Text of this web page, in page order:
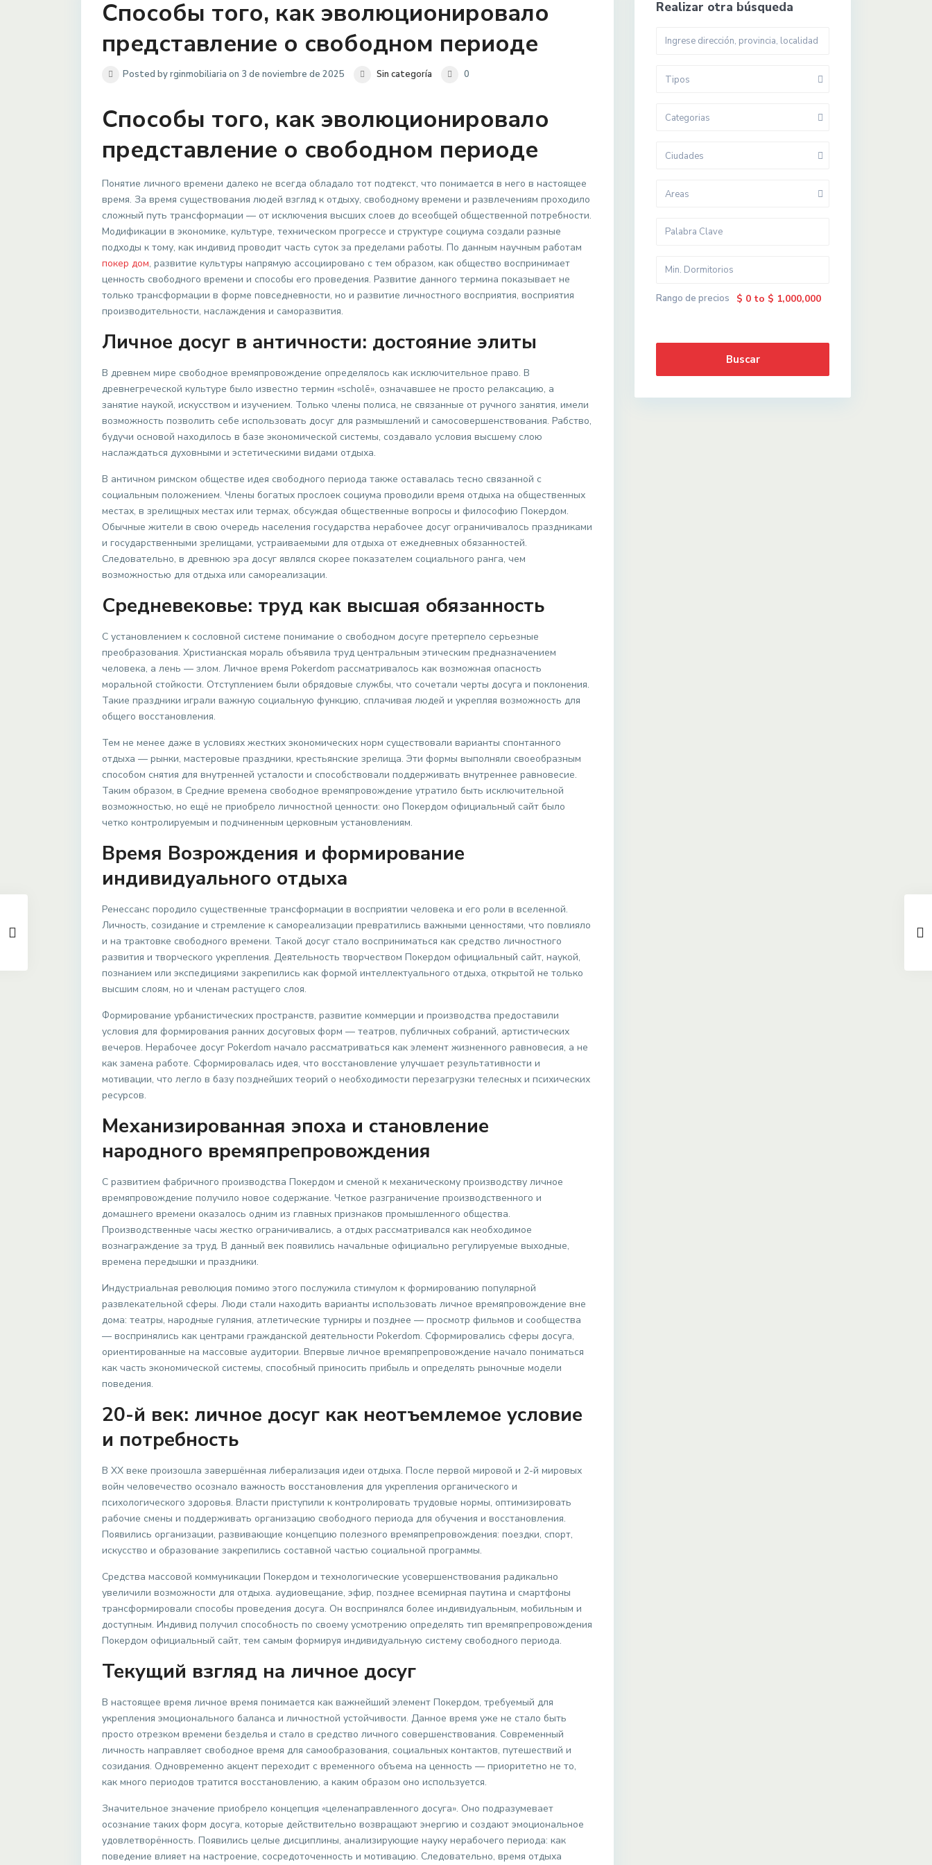
Способы того, как эволюционировало
представление о свободном периоде
Posted by rginmobiliaria on 3 de noviembre de 2025 Sin categoría 0
Способы того, как эволюционировало
представление о свободном периоде
Понятие личного времени далеко не всегда обладало тот подтекст, что понимается в него в настоящее
время. За время существования людей взгляд к отдыху, свободному времени и развлечениям проходило
сложный путь трансформации — от исключения высших слоев до всеобщей общественной потребности.
Модификации в экономике, культуре, техническом прогрессе и структуре социума создали разные
подходы к тому, как индивид проводит часть суток за пределами работы. По данным научным работам
покер дом, развитие культуры напрямую ассоциировано с тем образом, как общество воспринимает
ценность свободного времени и способы его проведения. Развитие данного термина показывает не
только трансформации в форме повседневности, но и развитие личностного восприятия, восприятия
производительности, наслаждения и саморазвития.
Личное досуг в античности: достояние элиты
В древнем мире свободное времяпровождение определялось как исключительное право. В
древнегреческой культуре было известно термин «scholē», означавшее не просто релаксацию, а
занятие наукой, искусством и изучением. Только члены полиса, не связанные от ручного занятия, имели
возможность позволить себе использовать досуг для размышлений и самосовершенствования. Рабство,
будучи основой находилось в базе экономической системы, создавало условия высшему слою
наслаждаться духовными и эстетическими видами отдыха.
В античном римском обществе идея свободного периода также оставалась тесно связанной с
социальным положением. Члены богатых прослоек социума проводили время отдыха на общественных
местах, в зрелищных местах или термах, обсуждая общественные вопросы и философию Покердом.
Обычные жители в свою очередь населения государства нерабочее досуг ограничивалось праздниками
и государственными зрелищами, устраиваемыми для отдыха от ежедневных обязанностей.
Следовательно, в древнюю эра досуг являлся скорее показателем социального ранга, чем
возможностью для отдыха или самореализации.
Средневековье: труд как высшая обязанность
С установлением к сословной системе понимание о свободном досуге претерпело серьезные
преобразования. Христианская мораль объявила труд центральным этическим предназначением
человека, а лень — злом. Личное время Pokerdom рассматривалось как возможная опасность
моральной стойкости. Отступлением были обрядовые службы, что сочетали черты досуга и поклонения.
Такие праздники играли важную социальную функцию, сплачивая людей и укрепляя возможность для
общего восстановления.
Тем не менее даже в условиях жестких экономических норм существовали варианты спонтанного
отдыха — рынки, мастеровые праздники, крестьянские зрелища. Эти формы выполняли своеобразным
способом снятия для внутренней усталости и способствовали поддерживать внутреннее равновесие.
Таким образом, в Средние времена свободное времяпровождение утратило быть исключительной
возможностью, но ещё не приобрело личностной ценности: оно Покердом официальный сайт было
четко контролируемым и подчиненным церковным установлениям.
Время Возрождения и формирование
индивидуального отдыха
Ренессанс породило существенные трансформации в восприятии человека и его роли в вселенной.
Личность, созидание и стремление к самореализации превратились важными ценностями, что повлияло
и на трактовке свободного времени. Такой досуг стало восприниматься как средство личностного
развития и творческого укрепления. Деятельность творчеством Покердом официальный сайт, наукой,
познанием или экспедициями закрепились как формой интеллектуального отдыха, открытой не только
высшим слоям, но и членам растущего слоя.
Формирование урбанистических пространств, развитие коммерции и производства предоставили
условия для формирования ранних досуговых форм — театров, публичных собраний, артистических
вечеров. Нерабочее досуг Pokerdom начало рассматриваться как элемент жизненного равновесия, а не
как замена работе. Сформировалась идея, что восстановление улучшает результативности и
мотивации, что легло в базу позднейших теорий о необходимости перезагрузки телесных и психических
ресурсов.
Механизированная эпоха и становление
народного времяпрепровождения
С развитием фабричного производства Покердом и сменой к механическому производству личное
времяпровождение получило новое содержание. Четкое разграничение производственного и
домашнего времени оказалось одним из главных признаков промышленного общества.
Производственные часы жестко ограничивались, а отдых рассматривался как необходимое
вознаграждение за труд. В данный век появились начальные официально регулируемые выходные,
времена передышки и праздники.
Индустриальная революция помимо этого послужила стимулом к формированию популярной
развлекательной сферы. Люди стали находить варианты использовать личное времяпровождение вне
дома: театры, народные гуляния, атлетические турниры и позднее — просмотр фильмов и сообщества
— воспринялись как центрами гражданской деятельности Pokerdom. Сформировались сферы досуга,
ориентированные на массовые аудитории. Впервые личное времяпрепровождение начало пониматься
как часть экономической системы, способный приносить прибыль и определять рыночные модели
поведения.
20-й век: личное досуг как неотъемлемое условие
и потребность
В XX веке произошла завершённая либерализация идеи отдыха. После первой мировой и 2-й мировых
войн человечество осознало важность восстановления для укрепления органического и
психологического здоровья. Власти приступили к контролировать трудовые нормы, оптимизировать
рабочие смены и поддерживать организацию свободного периода для обучения и восстановления.
Появились организации, развивающие концепцию полезного времяпрепровождения: поездки, спорт,
искусство и образование закрепились составной частью социальной программы.
Средства массовой коммуникации Покердом и технологические усовершенствования радикально
увеличили возможности для отдыха. аудиовещание, эфир, позднее всемирная паутина и смартфоны
трансформировали способы проведения досуга. Он воспринялся более индивидуальным, мобильным и
доступным. Индивид получил способность по своему усмотрению определять тип времяпрепровождения
Покердом официальный сайт, тем самым формируя индивидуальную систему свободного периода.
Текущий взгляд на личное досуг
В настоящее время личное время понимается как важнейший элемент Покердом, требуемый для
укрепления эмоционального баланса и личностной устойчивости. Данное время уже не стало быть
просто отрезком времени безделья и стало в средство личного совершенствования. Современный
личность направляет свободное время для самообразования, социальных контактов, путешествий и
созидания. Одновременно акцент переходит с временного объема на ценность — приоритетно не то,
как много периодов тратится восстановлению, а каким образом оно используется.
Значительное значение приобрело концепция «целенаправленного досуга». Оно подразумевает
осознание таких форм досуга, которые действительно возвращают энергию и создают эмоциональное
удовлетворённость. Появились целые дисциплины, анализирующие науку нерабочего периода: как
поведение влияет на настроение, сосредоточенность и мотивацию. Следовательно, время отдыха
Realizar otra búsqueda
Tipos
Categorias
Ciudades
Areas
Rango de precios $ 0 to $ 1,000,000
Buscar